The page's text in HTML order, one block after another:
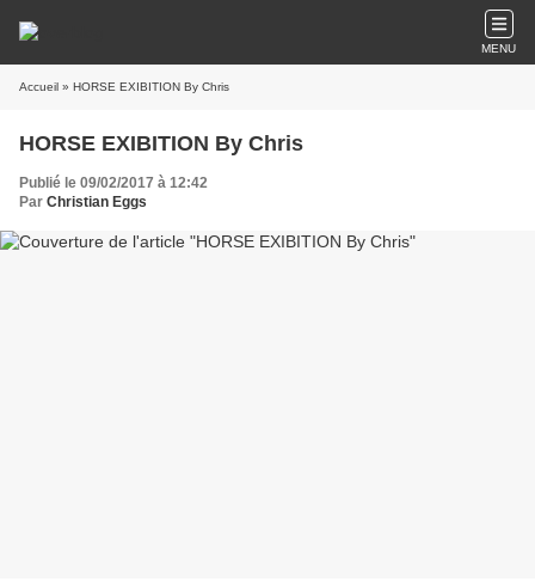
MENU
Accueil » HORSE EXIBITION By Chris
HORSE EXIBITION By Chris
Publié le 09/02/2017 à 12:42
Par Christian Eggs